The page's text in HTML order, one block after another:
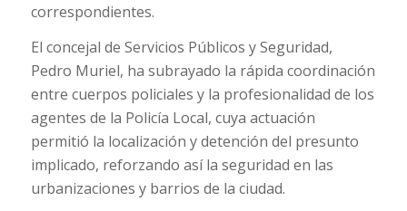
correspondientes.
El concejal de Servicios Públicos y Seguridad,
Pedro Muriel, ha subrayado la rápida coordinación
entre cuerpos policiales y la profesionalidad de los
agentes de la Policía Local, cuya actuación
permitió la localización y detención del presunto
implicado, reforzando así la seguridad en las
urbanizaciones y barrios de la ciudad.